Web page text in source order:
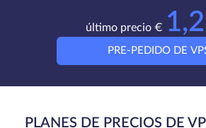
último precio € 1,2
PRE-PEDIDO DE
PLANES DE PRECIOS DE